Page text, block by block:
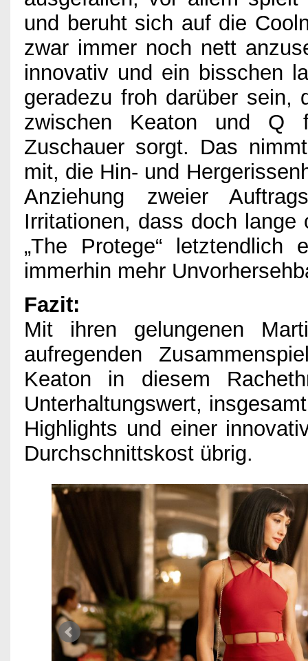
und beruht sich auf die
zwar immer noch nett
innovativ und ein bisschen
geradezu froh darüber sein,
zwischen Keaton und Q
Zuschauer sorgt. Das
mit, die Hin- und
Anziehung zweier
Irritationen, dass doch
„The Protege“
immerhin mehr
Fazit:
Mit ihren gelungenen
aufregenden
Keaton in diesem
Unterhaltungswert,
Highlights und einer
Durchschnittskost übrig.